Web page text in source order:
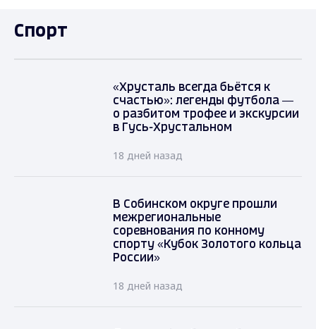
Спорт
«Хрусталь всегда бьётся к
счастью»: легенды футбола —
о разбитом трофее и экскурсии
в Гусь-Хрустальном
18 дней назад
В Собинском округе прошли
межрегиональные
соревнования по конному
спорту «Кубок Золотого кольца
России»
18 дней назад